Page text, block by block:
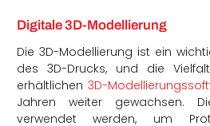
Digitale 3D-Modellierung
Die 3D-Modellierung ist ein
des 3D-Drucks, und die
erhältlichen3D-
Jahren weiter gewachsen.
verwendet werden, um